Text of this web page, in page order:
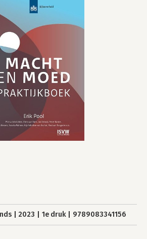
2023 1e druk 9789083341156